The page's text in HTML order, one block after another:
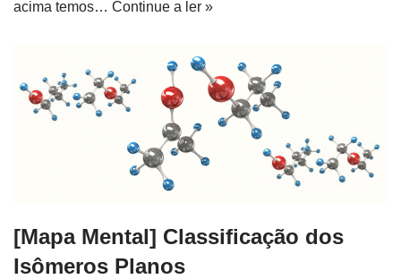
acima temos… Continue a ler »
[Mapa Mental] Classificação dos
Isômeros Planos